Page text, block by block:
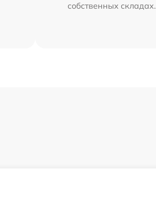
собственных складах.